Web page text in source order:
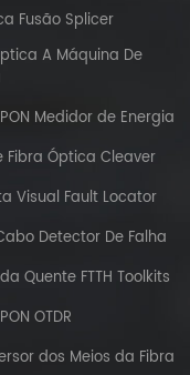
Fusão Splicer
A Máquina De
Medidor de Energia
Fibra Óptica Cleaver
Visual Fault Locator
Detector De Falha
Quente FTTH Toolkits
OTDR
dos Meios da Fibra